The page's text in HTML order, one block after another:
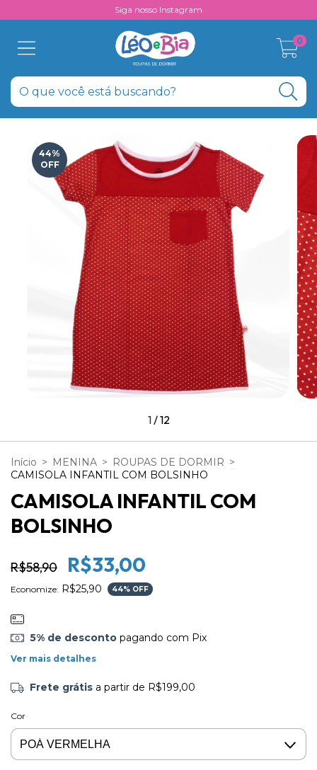
Siga nosso Instagram
0
44%
OFF
1/12
Início > MENINA > ROUPAS DE DORMIR >
CAMISOLA INFANTIL COM BOLSINHO
CAMISOLA INFANTIL COM
BOLSINHO
R$58,90 R$33,00
Economize: R$25,90 44% OFF
5% de descontopagando com Pix
Ver mais detalhes
Frete grátis a partir de R$199,00
Cor